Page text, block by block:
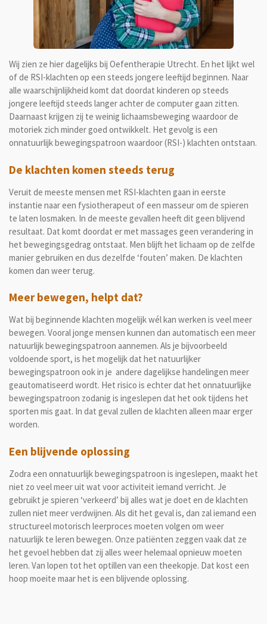
Wij zien ze hier dagelijks bij Oefentherapie Utrecht. En het lijkt wel
of de RSI-klachten op een steeds jongere leeftijd beginnen. Naar
alle waarschijnlijkheid komt dat doordat kinderen op steeds
jongere leeftijd steeds langer achter de computer gaan zitten.
Daarnaast krijgen zij te weinig lichaamsbeweging waardoor de
motoriek zich minder goed ontwikkelt. Het gevolg is een
onnatuurlijk bewegingspatroon waardoor (RSI-) klachten ontstaan.
De klachten komen steeds terug
Veruit de meeste mensen met RSI-klachten gaan in eerste
instantie naar een fysiotherapeut of een masseur om de spieren
te laten losmaken. In de meeste gevallen heeft dit geen blijvend
resultaat. Dat komt doordat er met massages geen verandering in
het bewegingsgedrag ontstaat. Men blijft het lichaam op de zelfde
manier gebruiken en dus dezelfde ‘fouten’ maken. De klachten
komen dan weer terug.
Meer bewegen, helpt dat?
Wat bij beginnende klachten mogelijk wél kan werken is veel meer
bewegen. Vooral jonge mensen kunnen dan automatisch een meer
natuurlijk bewegingspatroon aannemen. Als je bijvoorbeeld
voldoende sport, is het mogelijk dat het natuurlijker
bewegingspatroon ook in je andere dagelijkse handelingen meer
geautomatiseerd wordt. Het risico is echter dat het onnatuurlijke
bewegingspatroon zodanig is ingeslepen dat het ook tijdens het
sporten mis gaat. In dat geval zullen de klachten alleen maar erger
worden.
Een blijvende oplossing
Zodra een onnatuurlijk bewegingspatroon is ingeslepen, maakt het
niet zo veel meer uit wat voor activiteit iemand verricht. Je
gebruikt je spieren ‘verkeerd’ bij alles wat je doet en de klachten
zullen niet meer verdwijnen. Als dit het geval is, dan zal iemand een
structureel motorisch leerproces moeten volgen om weer
natuurlijk te leren bewegen. Onze patiënten zeggen vaak dat ze
het gevoel hebben dat zij alles weer helemaal opnieuw moeten
leren. Van lopen tot het optillen van een theekopje. Dat kost een
hoop moeite maar het is een blijvende oplossing.